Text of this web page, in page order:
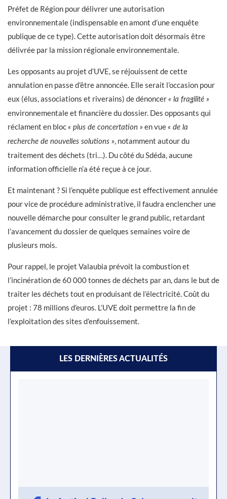
Préfet de Région pour délivrer une autorisation
environnementale (indispensable en amont d’une enquête
publique de ce type). Cette autorisation doit désormais être
délivrée par la mission régionale environnementale.
Les opposants au projet d’UVE, se réjouissent de cette
annulation en passe d’être annoncée. Elle serait l’occasion pour
eux (élus, associations et riverains) de dénoncer « la fragilité »
environnementale et financière du dossier. Des opposants qui
réclament en bloc « plus de concertation » en vue « de la
recherche de nouvelles solutions », notamment autour du
traitement des déchets (tri…). Du côté du Sdéda, aucune
information officielle n’a été reçue à ce jour.
Et maintenant ? Si l’enquête publique est effectivement annulée
pour vice de procédure administrative, il faudra enclencher une
nouvelle démarche pour consulter le grand public, retardant
l’avancement du dossier de quelques semaines voire de
plusieurs mois.
Pour rappel, le projet Valaubia prévoit la combustion et
l’incinération de 60 000 tonnes de déchets par an, dans le but de
traiter les déchets tout en produisant de l’électricité. Coût du
projet : 78 millions d’euros. L’UVE doit permettre la fin de
l’exploitation des sites d’enfouissement.
LES DERNIÈRES ACTUALITÉS